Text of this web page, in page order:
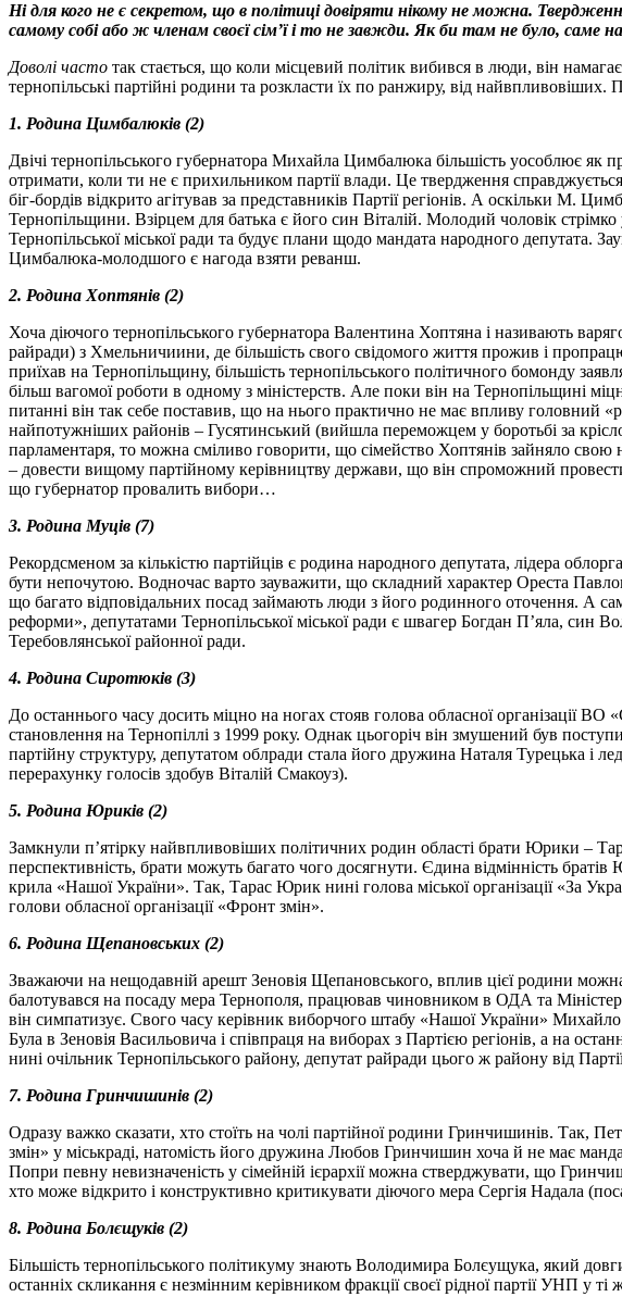
Ні для кого не є секретом, що в політиці довіряти нікому не можна.
самому собі або ж членам своєї сім’ї і то не завжди. Як би там не було, саме
Доволі часто так стається, що коли місцевий політик вибився в люди, він
тернопільські партійні родини та розкласти їх по ранжиру, від
1. Родина Цимбалюків (2)
Двічі тернопільського губернатора Михайла Цимбалюка більшість уособлює як
отримати, коли ти не є прихильником партії влади. Це твердження
біг-бордів відкрито агітував за представників Партії регіонів. А оскільки М.
Тернопільщини. Взірцем для батька є його син Віталій. Молодий чоловік
Тернопільської міської ради та будує плани щодо мандата народного депутата.
Цимбалюка-молодшого є нагода взяти реванш.
2. Родина Хоптянів (2)
Хоча діючого тернопільського губернатора Валентина Хоптяна і називають
райради) з Хмельничиини, де більшість свого свідомого життя прожив і
приїхав на Тернопільщину, більшість тернопільського політичного бомонду
більш вагомої роботи в одному з міністерств. Але поки він на Тернопільщині
питанні він так себе поставив, що на нього практично не має впливу
найпотужніших районів – Гусятинський (вийшла переможцем у боротьбі за
парламентаря, то можна сміливо говорити, що сімейство Хоптянів зайняло
– довести вищому партійному керівництву держави, що він спроможний
що губернатор провалить вибори…
3. Родина Муців (7)
Рекордсменом за кількістю партійців є родина народного депутата, лідера
бути непочутою. Водночас варто зауважити, що складний характер Ореста
що багато відповідальних посад займають люди з його родинного оточення. А
реформи», депутатами Тернопільської міської ради є швагер Богдан П’яла,
Теребовлянської районної ради.
4. Родина Сиротюків (3)
До останнього часу досить міцно на ногах стояв голова обласної організації ВО
становлення на Тернопіллі з 1999 року. Однак цьогоріч він змушений був
партійну структуру, депутатом облради стала його дружина Наталя Турецька і
перерахунку голосів здобув Віталій Смакоуз).
5. Родина Юриків (2)
Замкнули п’ятірку найвпливовіших політичних родин області брати Юрики –
перспективність, брати можуть багато чого досягнути. Єдина відмінність
крила «Нашої України». Так, Тарас Юрик нині голова міської організації «За
голови обласної організації «Фронт змін».
6. Родина Щепановських (2)
Зважаючи на нещодавній арешт Зеновія Щепановського, вплив цієї родини
балотувався на посаду мера Тернополя, працював чиновником в ОДА та
він симпатизує. Свого часу керівник виборчого штабу «Нашої України»
Була в Зеновія Васильовича і співпраця на виборах з Партією регіонів, а на
нині очільник Тернопільського району, депутат райради цього ж району від
7. Родина Гринчишинів (2)
Одразу важко сказати, хто стоїть на чолі партійної родини Гринчишинів. Так,
змін» у міськраді, натомість його дружина Любов Гринчишин хоча й не має
Попри певну невизначеність у сімейній ієрархії можна стверджувати, що
хто може відкрито і конструктивно критикувати діючого мера Сергія Надала
8. Родина Болєщуків (2)
Більшість тернопільського політикуму знають Володимира Болєущука, який
останніх скликання є незмінним керівником фракції своєї рідної партії УНП у